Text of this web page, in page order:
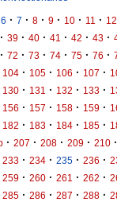
6 · 7 · 8 · 9 · 10 · 11 · 12
· 39 · 40 · 41 · 42 · 43 ·
· 72 · 73 · 74 · 75 · 76 ·
104 · 105 · 106 · 107 ·
130 · 131 · 132 · 133 ·
156 · 157 · 158 · 159 ·
182 · 183 · 184 · 185 ·
· 207 · 208 · 209 · 210 ·
233 · 234 · 235 · 236 ·
259 · 260 · 261 · 262 ·
285 · 286 · 287 · 288 ·